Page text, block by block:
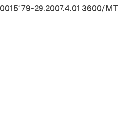
0015179-29.2007.4.01.3600/MT